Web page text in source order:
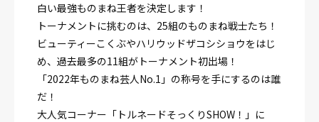
白い最強ものまね王者を決定します！
トーナメントに挑むのは、25組のものまね戦士たち！
ビューティーこくぶやハリウッドザコシショウをはじ
め、過去最多の11組がトーナメント初出場！
「2022年ものまね芸人No.1」の称号を手にするのは誰
だ！
大人気コーナー「トルネードそっくりSHOW！」に